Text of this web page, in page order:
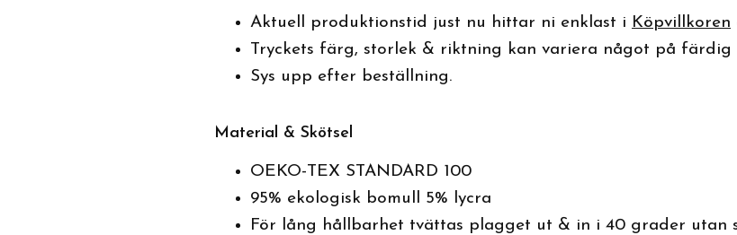
Aktuell produktionstid just nu hittar ni enklast i Köpvillkoren
Tryckets färg, storlek & riktning kan variera något på färdig
Sys upp efter beställning.
Material & Skötsel
OEKO-TEX STANDARD 100
95% ekologisk bomull 5% lycra
För lång hållbarhet tvättas plagget ut & in i 40 grader utan